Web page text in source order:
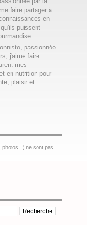
passionnée
j'aime faire
mes
en nutrition pour
plaisir et
photos...) ne sont pas